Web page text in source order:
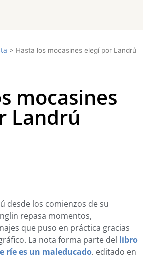
> Hasta los mocasines elegí por Landrú
mocasines
Landrú
desde los comienzos de su
repasa momentos,
que puso en práctica gracias
La nota forma parte del libro
ríe es un maleducado, editado en